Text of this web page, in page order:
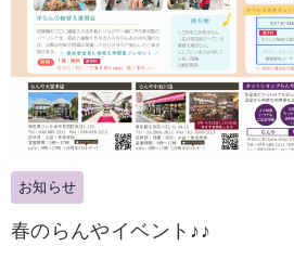
お知らせ
春のらんやイベント♪♪